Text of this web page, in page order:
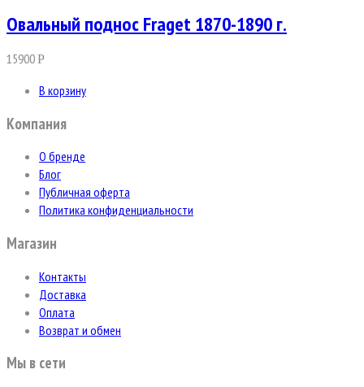
Овальный поднос Fraget 1870-1890 г.
15900Р
В корзину
Компания
О бренде
Блог
Публичная оферта
Политика конфиденциальности
Магазин
Контакты
Доставка
Оплата
Возврат и обмен
Мы в сети